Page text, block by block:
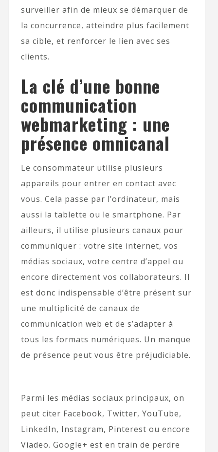
surveiller afin de mieux se démarquer de
la concurrence, atteindre plus facilement
sa cible, et renforcer le lien avec ses
clients.
La clé d’une bonne
communication
webmarketing : une
présence omnicanal
Le consommateur utilise plusieurs
appareils pour entrer en contact avec
vous. Cela passe par l’ordinateur, mais
aussi la tablette ou le smartphone. Par
ailleurs, il utilise plusieurs canaux pour
communiquer : votre site internet, vos
médias sociaux, votre centre d’appel ou
encore directement vos collaborateurs. Il
est donc indispensable d’être présent sur
une multiplicité de canaux de
communication web et de s’adapter à
tous les formats numériques. Un manque
de présence peut vous être préjudiciable.
Parmi les médias sociaux principaux, on
peut citer Facebook, Twitter, YouTube,
LinkedIn, Instagram, Pinterest ou encore
Viadeo. Google+ est en train de perdre